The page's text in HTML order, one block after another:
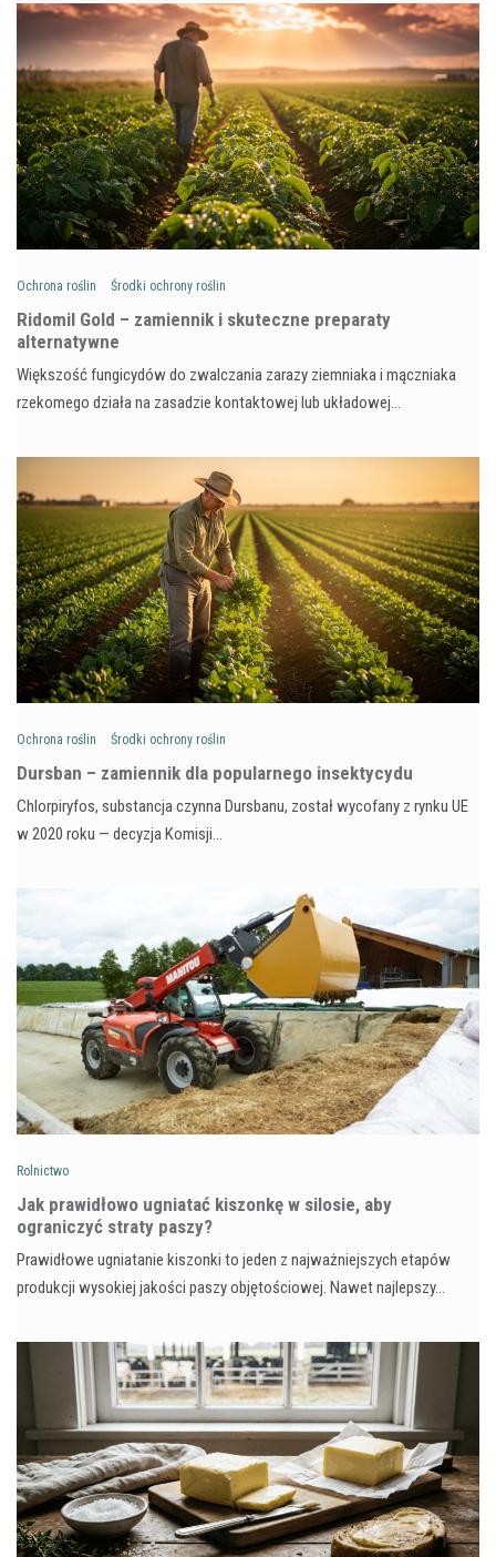
Ochrona roślin Środki ochrony roślin
Ridomil Gold – zamiennik i skuteczne preparaty
alternatywne
Większość fungicydów do zwalczania zarazy ziemniaka i mączniaka
rzekomego działa na zasadzie kontaktowej lub układowej…
Ochrona roślin Środki ochrony roślin
Dursban – zamiennik dla popularnego insektycydu
Chlorpiryfos, substancja czynna Dursbanu, został wycofany z rynku UE
w 2020 roku — decyzja Komisji…
Rolnictwo
Jak prawidłowo ugniatać kiszonkę w silosie, aby
ograniczyć straty paszy?
Prawidłowe ugniatanie kiszonki to jeden z najważniejszych etapów
produkcji wysokiej jakości paszy objętościowej. Nawet najlepszy…